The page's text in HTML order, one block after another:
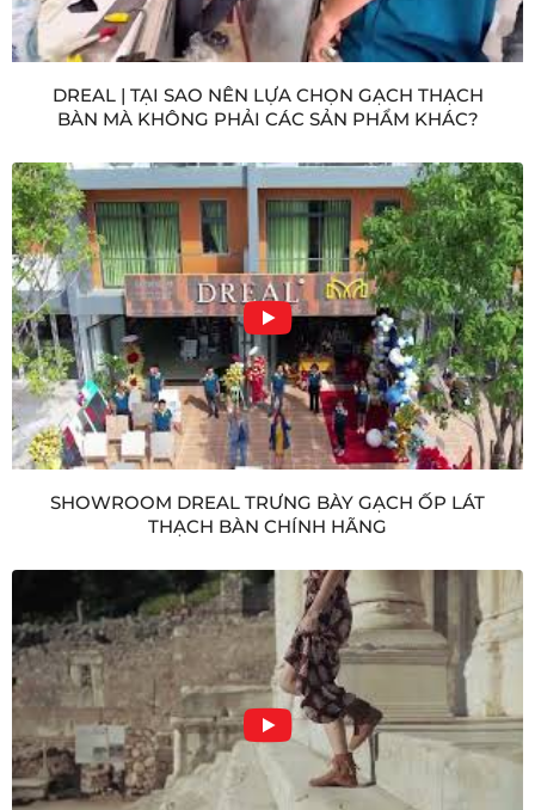
DREAL | TẠI SAO NÊN LỰA CHỌN GẠCH THẠCH
BÀN MÀ KHÔNG PHẢI CÁC SẢN PHẨM KHÁC?
SHOWROOM DREAL TRƯNG BÀY GẠCH ỐP LÁT
THẠCH BÀN CHÍNH HÃNG